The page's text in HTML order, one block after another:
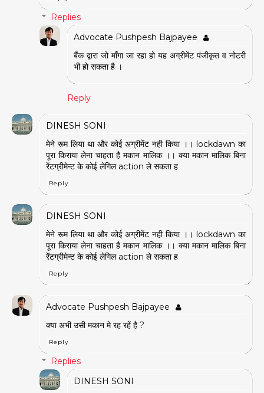
Replies
Advocate Pushpesh Bajpayee
बैंक द्वारा जो माँगा जा रहा हो यह अग्रीमेंट पंजीकृत व नोटरी
भी हो सकता है ।
Reply
DINESH SONI
मेने रूम लिया था और कोई अग्रीमेंट नही किया ।। lockdawn का
पूरा किराया लेना चाहता है मकान मालिक ।। क्या मकान मालिक बिना
रेंटग्रीमेन्ट के कोई लेगिल action ले सकता ह
Reply
DINESH SONI
मेने रूम लिया था और कोई अग्रीमेंट नही किया ।। lockdawn का
पूरा किराया लेना चाहता है मकान मालिक ।। क्या मकान मालिक बिना
रेंटग्रीमेन्ट के कोई लेगिल action ले सकता ह
Reply
Advocate Pushpesh Bajpayee
क्या अभी उसी मकान मे रह रहें है ?
Reply
Replies
DINESH SONI